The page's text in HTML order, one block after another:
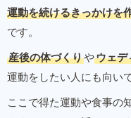
運動を続けるきっかけを
です。
産後の体づくりやウェデ
運動をしたい人にも向い
ここで得た運動や食事の